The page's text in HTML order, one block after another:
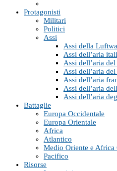
Protagonisti
Militari
Politici
Assi
Assi della
Assi dell’aria
Assi dell’aria
Assi dell’aria
Assi dell’aria
Assi dell’aria
Assi dell’aria
Battaglie
Europa Occidentale
Europa Orientale
Africa
Atlantico
Medio Oriente e Africa
Pacifico
Risorse